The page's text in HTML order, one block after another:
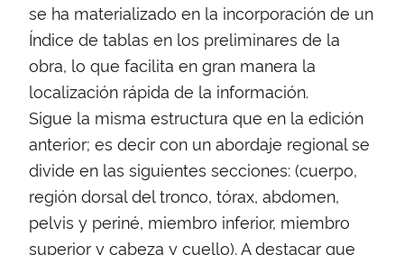
se ha materializado en la incorporación de un
Índice de tablas en los preliminares de la
obra, lo que facilita en gran manera la
localización rápida de la información.
Sigue la misma estructura que en la edición
anterior; es decir con un abordaje regional se
divide en las siguientes secciones: (cuerpo,
región dorsal del tronco, tórax, abdomen,
pelvis y periné, miembro inferior, miembro
superior y cabeza y cuello). A destacar que